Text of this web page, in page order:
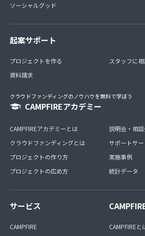
ソーシャルグッド
起案サポート
プロジェクトを作る
資料請求
スタッフに
クラウドファンディングのノウハウを無料で学ぼう
CAMPFIREアカデミー
CAMPFIREアカデミーとは
クラウドファンディングとは
プロジェクトの作り方
プロジェクトの広め方
説明会・相
サポートサー
実施事例
統計データ
サービス
CAMPFIRE
CAMPFIREと